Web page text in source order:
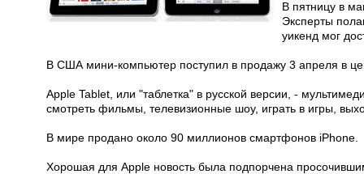
В пятницу в
Эксперты
уикенд мог
В США мини-компьютер поступил в продажу 3 апреля в
Apple Tablet, или "таблетка" в русской версии, -
смотреть фильмы, телевизионные шоу, играть в игры,
В мире продано около 90 миллионов смартфонов iPhone.
Хорошая для Apple новость была подпорчена